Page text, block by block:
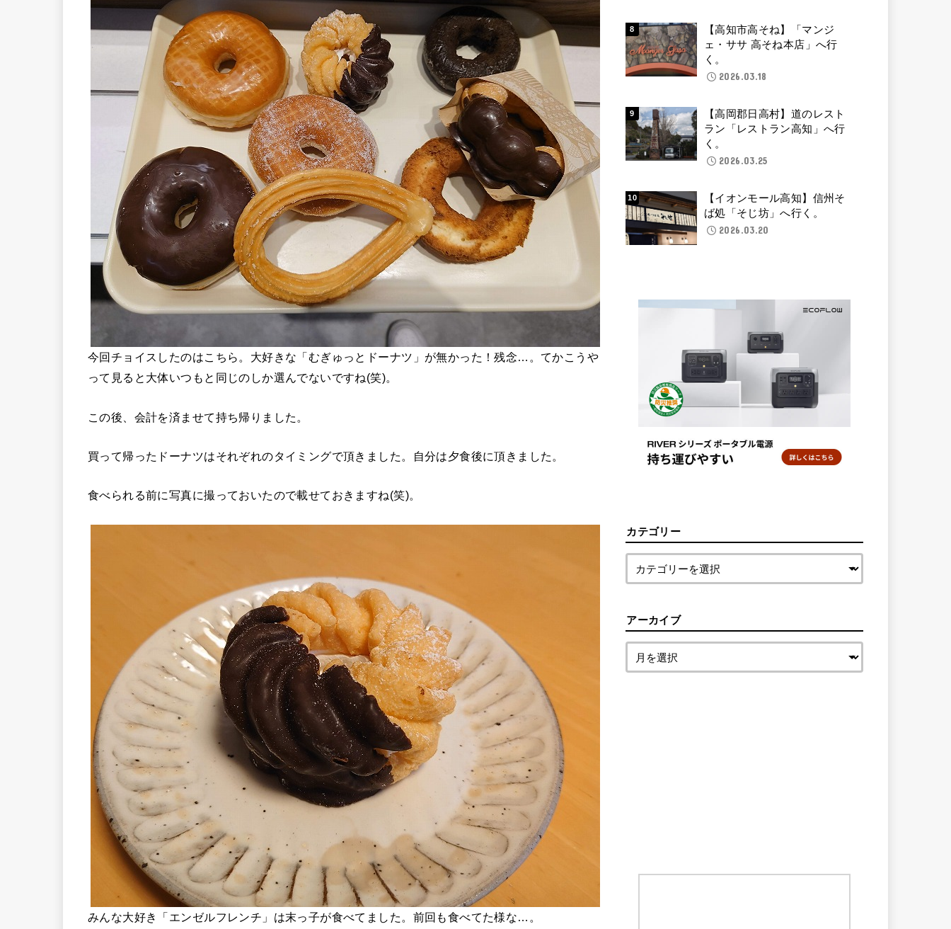
今回チョイスしたのはこちら。大好きな「むぎゅっとドーナツ」が無かった！残念…。てかこうや
って見ると大体いつもと同じのしか選んでないですね(笑)。
この後、会計を済ませて持ち帰りました。
買って帰ったドーナツはそれぞれのタイミングで頂きました。自分は夕食後に頂きました。
食べられる前に写真に撮っておいたので載せておきますね(笑)。
みんな大好き「エンゼルフレンチ」は末っ子が食べてました。前回も食べてた様な…。
【高知市高そね】「マンジ
ェ・ササ 高そね本店」へ行
く。
2026.03.18
【高岡郡日高村】道のレスト
ラン「レストラン高知」へ行
く。
2026.03.25
【イオンモール高知】信州そ
ば処「そじ坊」へ行く。
2026.03.20
カテゴリー
アーカイブ